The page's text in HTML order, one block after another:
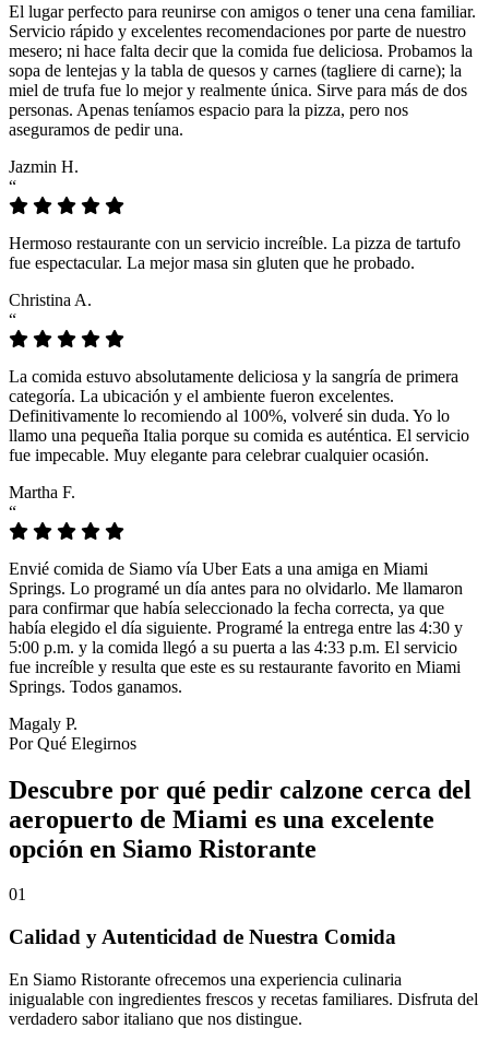
El lugar perfecto para reunirse con amigos o tener una cena familiar.
Servicio rápido y excelentes recomendaciones por parte de nuestro
mesero; ni hace falta decir que la comida fue deliciosa. Probamos la
sopa de lentejas y la tabla de quesos y carnes (tagliere di carne); la
miel de trufa fue lo mejor y realmente única. Sirve para más de dos
personas. Apenas teníamos espacio para la pizza, pero nos
aseguramos de pedir una.
Jazmin H.
“
Hermoso restaurante con un servicio increíble. La pizza de tartufo
fue espectacular. La mejor masa sin gluten que he probado.
Christina A.
“
La comida estuvo absolutamente deliciosa y la sangría de primera
categoría. La ubicación y el ambiente fueron excelentes.
Definitivamente lo recomiendo al 100%, volveré sin duda. Yo lo
llamo una pequeña Italia porque su comida es auténtica. El servicio
fue impecable. Muy elegante para celebrar cualquier ocasión.
Martha F.
“
Envié comida de Siamo vía Uber Eats a una amiga en Miami
Springs. Lo programé un día antes para no olvidarlo. Me llamaron
para confirmar que había seleccionado la fecha correcta, ya que
había elegido el día siguiente. Programé la entrega entre las 4:30 y
5:00 p.m. y la comida llegó a su puerta a las 4:33 p.m. El servicio
fue increíble y resulta que este es su restaurante favorito en Miami
Springs. Todos ganamos.
Magaly P.
Por Qué Elegirnos
Descubre por qué pedir calzone cerca del
aeropuerto de Miami es una excelente
opción en Siamo Ristorante
01
Calidad y Autenticidad de Nuestra Comida
En Siamo Ristorante ofrecemos una experiencia culinaria
inigualable con ingredientes frescos y recetas familiares. Disfruta del
verdadero sabor italiano que nos distingue.